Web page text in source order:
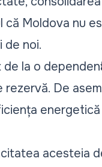
Moldova nu
de noi.
la o
De
acesteia